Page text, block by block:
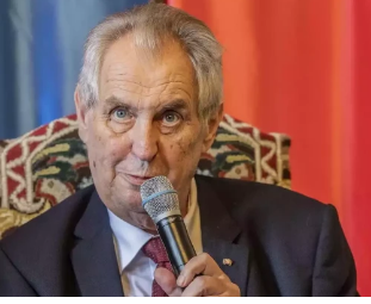
SPOLEČNOST
SPORT
SLEDUJTE NÁS NA
Máte příběh, fotku nebo
Pošlete e-mail na